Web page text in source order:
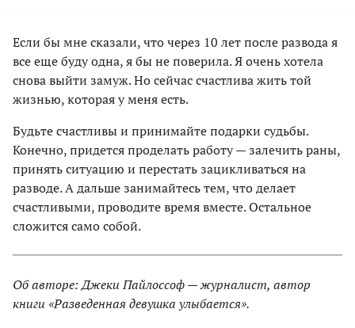
Если бы мне сказали, что через 10 лет после развода я
все еще буду одна, я бы не поверила. Я очень хотела
снова выйти замуж. Но сейчас счастлива жить той
жизнью, которая у меня есть.
Будьте счастливы и принимайте подарки судьбы.
Конечно, придется проделать работу — залечить раны,
принять ситуацию и перестать зацикливаться на
разводе. А дальше занимайтесь тем, что делает
счастливыми, проводите время вместе. Остальное
сложится само собой.
Об авторе: Джеки Пайлоссоф — журналист, автор
книги «Разведенная девушка улыбается».